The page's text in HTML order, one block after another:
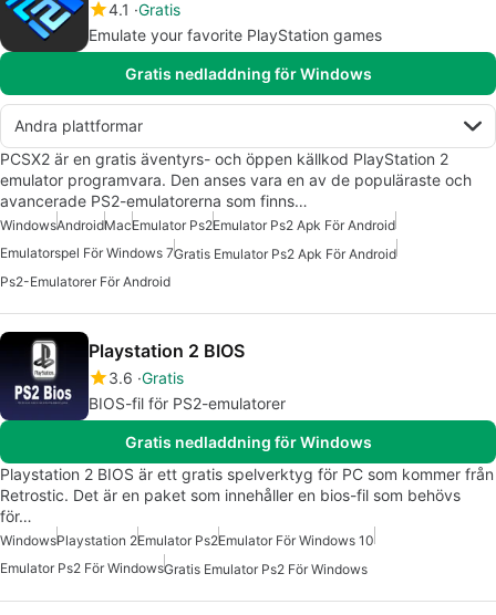
4.1 Gratis
Emulate your favorite PlayStation games
Gratis nedladdning för Windows
Andra plattformar
PCSX2 är en gratis äventyrs- och öppen källkod PlayStation 2
emulator programvara. Den anses vara en av de populäraste och
avancerade PS2-emulatorerna som finns…
WindowsAndroidMacEmulator Ps2Emulator Ps2 Apk För Android
Emulatorspel För Windows 7Gratis Emulator Ps2 Apk För Android
Ps2-Emulatorer För Android
Playstation 2 BIOS
3.6 Gratis
BIOS-fil för PS2-emulatorer
Gratis nedladdning för Windows
Playstation 2 BIOS är ett gratis spelverktyg för PC som kommer från
Retrostic. Det är en paket som innehåller en bios-fil som behövs
för…
WindowsPlaystation 2Emulator Ps2Emulator För Windows 10
Emulator Ps2 För WindowsGratis Emulator Ps2 För Windows